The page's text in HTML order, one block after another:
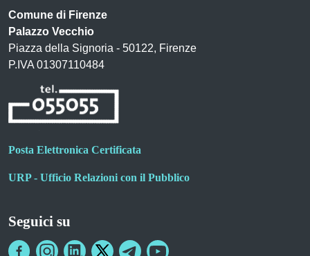
Comune di Firenze
Palazzo Vecchio
Piazza della Signoria - 50122, Firenze
P.IVA 01307110484
Posta Elettronica Certificata
URP - Ufficio Relazioni con il Pubblico
Seguici su